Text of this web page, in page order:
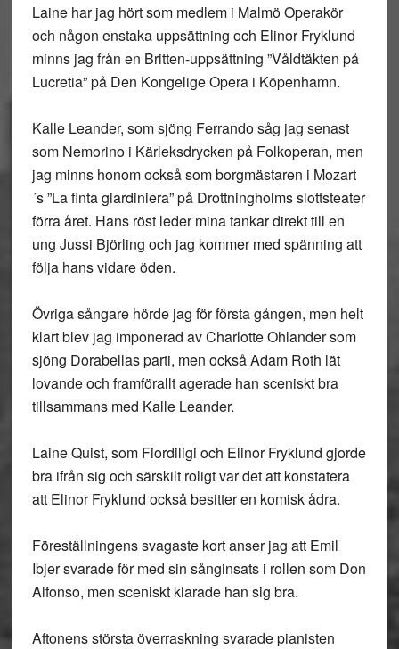
Laine har jag hört som medlem i Malmö Operakör
och någon enstaka uppsättning och Elinor Fryklund
minns jag från en Britten-uppsättning ”Våldtäkten på
Lucretia” på Den Kongelige Opera i Köpenhamn.
Kalle Leander, som sjöng Ferrando såg jag senast
som Nemorino i Kärleksdrycken på Folkoperan, men
jag minns honom också som borgmästaren i Mozart
´s ”La finta giardiniera” på Drottningholms slottsteater
förra året. Hans röst leder mina tankar direkt till en
ung Jussi Björling och jag kommer med spänning att
följa hans vidare öden.
Övriga sångare hörde jag för första gången, men helt
klart blev jag imponerad av Charlotte Ohlander som
sjöng Dorabellas parti, men också Adam Roth lät
lovande och framförallt agerade han sceniskt bra
tillsammans med Kalle Leander.
Laine Quist, som Fiordiligi och Elinor Fryklund gjorde
bra ifrån sig och särskilt roligt var det att konstatera
att Elinor Fryklund också besitter en komisk ådra.
Föreställningens svagaste kort anser jag att Emil
Ibjer svarade för med sin sånginsats i rollen som Don
Alfonso, men sceniskt klarade han sig bra.
Aftonens största överraskning svarade pianisten